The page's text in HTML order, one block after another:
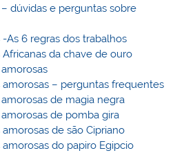
dúvidas e perguntas sobre
As 6 regras dos trabalhos
da chave de ouro
amorosas – perguntas frequentes
de magia negra
de pomba gira
de são Cipriano
do papiro Egipcio